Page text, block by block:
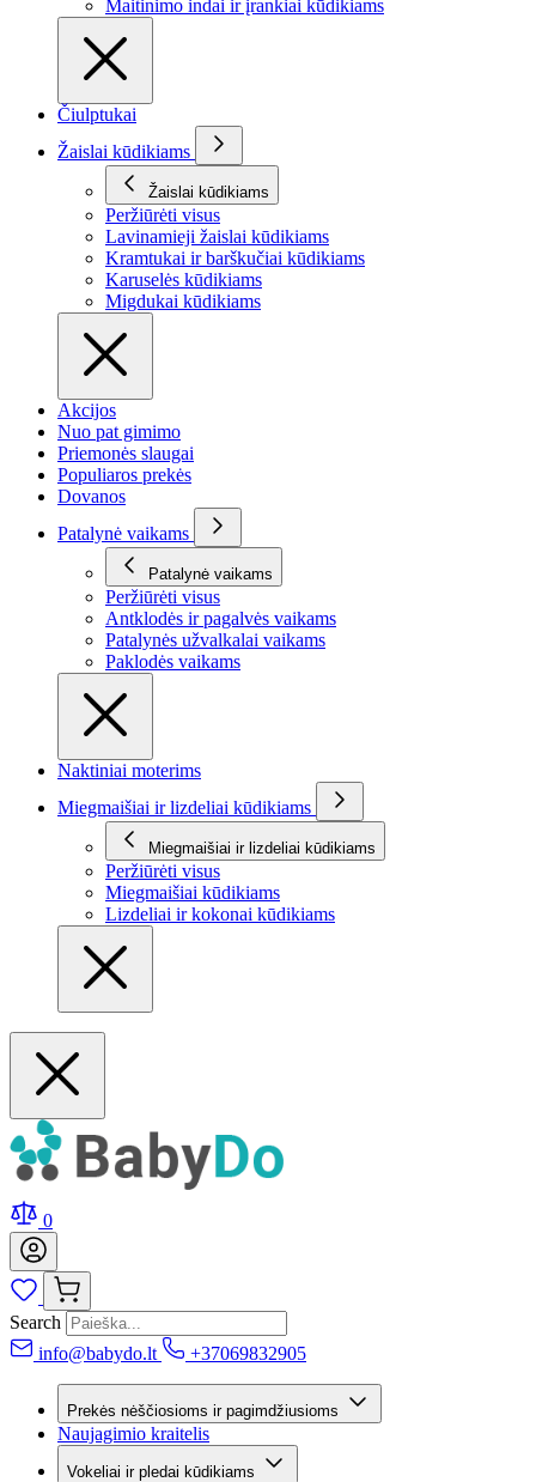
Maitinimo indai ir įrankiai kūdikiams
Čiulptukai
Žaislai kūdikiams
Žaislai kūdikiams
Peržiūrėti visus
Lavinamieji žaislai kūdikiams
Kramtukai ir barškučiai kūdikiams
Karuselės kūdikiams
Migdukai kūdikiams
Akcijos
Nuo pat gimimo
Priemonės slaugai
Populiaros prekės
Dovanos
Patalynė vaikams
Patalynė vaikams
Peržiūrėti visus
Antklodės ir pagalvės vaikams
Patalynės užvalkalai vaikams
Paklodės vaikams
Naktiniai moterims
Miegmaišiai ir lizdeliai kūdikiams
Miegmaišiai ir lizdeliai kūdikiams
Peržiūrėti visus
Miegmaišiai kūdikiams
Lizdeliai ir kokonai kūdikiams
0
Search
info@babydo.lt
+37069832905
Prekės nėščiosioms ir pagimdžiusioms
Naujagimio kraitelis
Vokeliai ir pledai kūdikiams